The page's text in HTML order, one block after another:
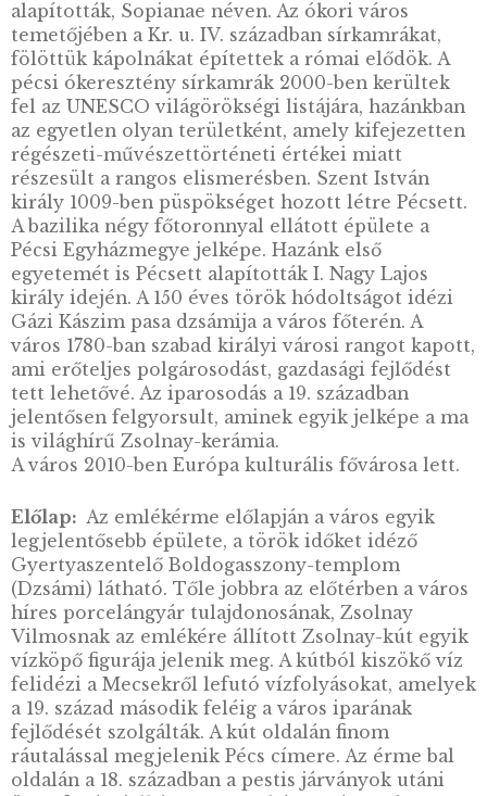
megyék és
megyeszékhelyek sorozat
– 1.
KOSÁRBA
TESZEM
LEÍRÁS
A dél-dunántúli Baranya vármegye
természeti adottságairól, klímájáról és
városairól nevezetes. A vármegyében, a
hegységben található hazánk legdélibb és
nagyban hozzájárul a szubmediterrán
vármegyében található történelmi
(Pécs, Mohács, Szigetvár, Siklós) országos
jelentőségű események zajlottak. Baranya
vármegye székhelye Pécs, Magyarország
legrégebbi városa, jelenleg ötödik
települése. A várost a II. század elején a
alapították, Sopianae néven. Az ókori város
temetőjében a Kr. u. IV. században
fölöttük kápolnákat építettek a római
pécsi ókeresztény sírkamrák 2000-ben